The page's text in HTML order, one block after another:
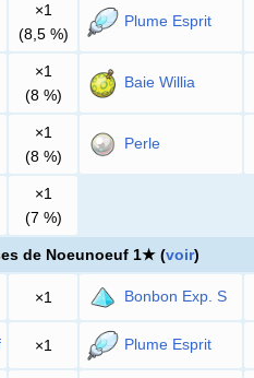
×1
(8,5 %)
Plume Esprit
×1
(8 %)
Baie Willia
×1
(8 %)
Perle
×1
(7 %)
de Noeunoeuf 1★ (voir)
×1 Bonbon Exp. S
×1 Plume Esprit